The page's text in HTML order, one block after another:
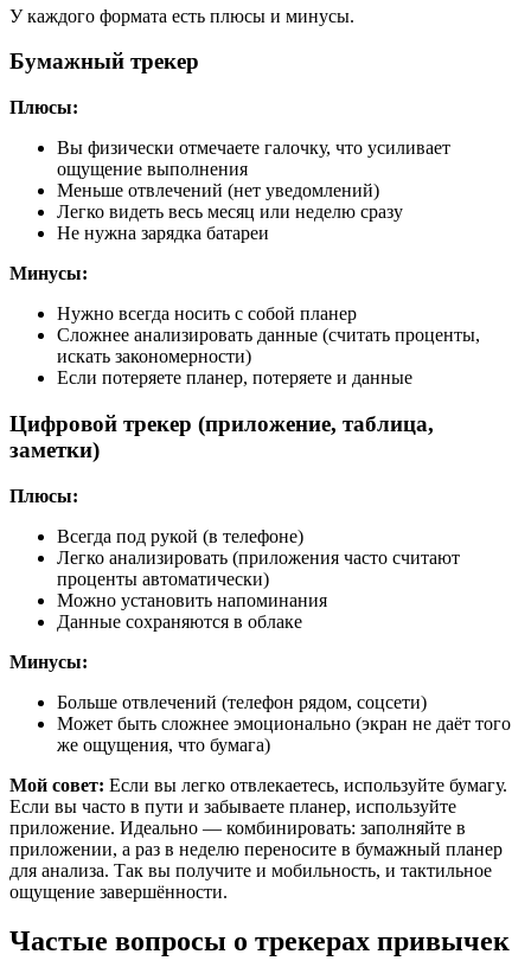
У каждого формата есть плюсы и минусы.
Бумажный трекер
Плюсы:
Вы физически отмечаете галочку, что усиливает
ощущение выполнения
Меньше отвлечений (нет уведомлений)
Легко видеть весь месяц или неделю сразу
Не нужна зарядка батареи
Минусы:
Нужно всегда носить с собой планер
Сложнее анализировать данные (считать проценты,
искать закономерности)
Если потеряете планер, потеряете и данные
Цифровой трекер (приложение, таблица,
заметки)
Плюсы:
Всегда под рукой (в телефоне)
Легко анализировать (приложения часто считают
проценты автоматически)
Можно установить напоминания
Данные сохраняются в облаке
Минусы:
Больше отвлечений (телефон рядом, соцсети)
Может быть сложнее эмоционально (экран не даёт того
же ощущения, что бумага)
Мой совет: Если вы легко отвлекаетесь, используйте бумагу.
Если вы часто в пути и забываете планер, используйте
приложение. Идеально — комбинировать: заполняйте в
приложении, а раз в неделю переносите в бумажный планер
для анализа. Так вы получите и мобильность, и тактильное
ощущение завершённости.
Частые вопросы о трекерах привычек